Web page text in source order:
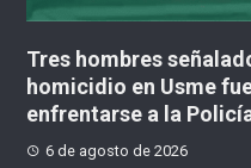
Tres hombres
homicidio en Usme
enfrentarse a la
6 de agosto de 2026